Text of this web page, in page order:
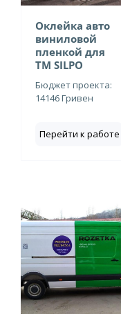
Оклейка авто
виниловой
пленкой для
ТМ SILPO
Бюджет проекта:
14146 Гривен
Перейти к работе